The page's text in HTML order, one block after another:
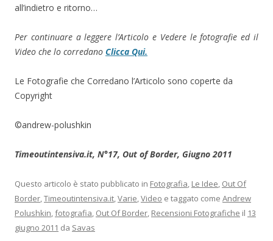
all’indietro e ritorno…
Per continuare a leggere l’Articolo e Vedere le fotografie ed il
Video che lo corredano Clicca Qui.
Le Fotografie che Corredano l’Articolo sono coperte da
Copyright
©andrew-polushkin
Timeoutintensiva.it, N°17, Out of Border, Giugno 2011
Questo articolo è stato pubblicato in Fotografia, Le Idee, Out Of
Border,Timeoutintensiva.it,Varie,Video e taggato come Andrew
Polushkin,fotografia, Out Of Border, Recensioni Fotografiche il 13
giugno 2011 da Savas